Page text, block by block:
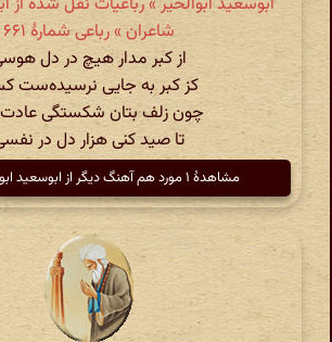
شاعران » رباعی شمارهٔ ۶۶۱
از کبر مدار هیچ در دل
کز کبر به جایی نرسیده‌ست
چون زلف بتان شکستگی
تا صید کنی هزار دل در
مشاهدهٔ ۱ مورد هم آهنگ دیگر از ابوسعید ابوالخیر